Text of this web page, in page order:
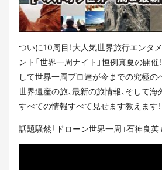
ついに10周目！大人気世界旅行エンタ
ント「世界一周ナイト」恒例真夏の開催
して世界一周プロ達が今までの究極の
世界遺産の旅、最新の旅情報、そして
すべての情報すべて見せます教えます！
話題騒然「ドローン世界一周」石神良英も